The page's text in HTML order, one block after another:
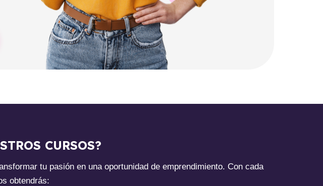
CURSOS?
tu pasión en una oportunidad de emprendimiento. Con cada
obtendrás: